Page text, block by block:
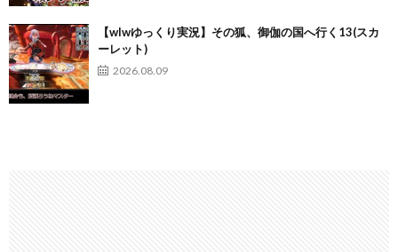
【wlwゆっくり実況】その狐、御伽の国へ行く13(スカ
ーレット)
2026.08.09